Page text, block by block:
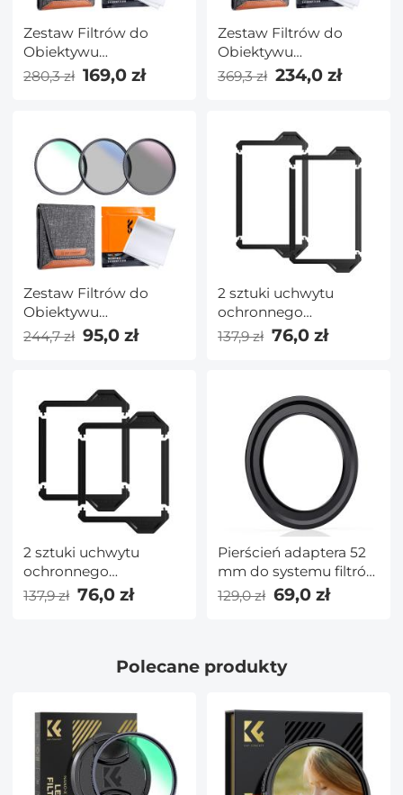
Zestaw Filtrów do
Obiektywu
UV+CPL+ND4 55 mm
Filtry
280,3 zł 169,0 zł
Zestaw Filtrów do
Obiektywu
UV+CPL+ND4 82 mm
Obiektywu i Torbą na
Filtry
369,3 zł 234,0 zł
Zestaw Filtrów do
Obiektywu
UV+CPL+ND4 46 mm
ze ściereczką do
Obiektywu i Torbą na
Filtry
244,7 zł 95,0 zł
2 sztuki uchwytu
ochronnego
obiektywu 100x150mm
— seria Nano X Pro
137,9 zł 76,0 zł
2 sztuki uchwytu
ochronnego
obiektywu 100x100mm
— seria Nano X Pro
137,9 zł 76,0 zł
Pierścień adaptera 52
mm do systemu filtrów
kwadratowych 100
mm Pro — seria Nano
129,0 zł 69,0 zł
Polecane produkty